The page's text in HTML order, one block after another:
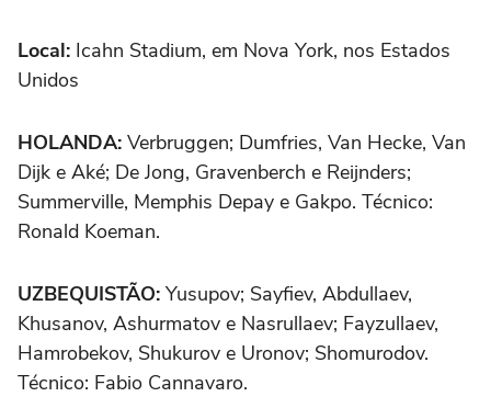
Local: Icahn Stadium, em Nova York, nos Estados
Unidos
HOLANDA: Verbruggen; Dumfries, Van Hecke, Van
Dijk e Aké; De Jong, Gravenberch e Reijnders;
Summerville, Memphis Depay e Gakpo. Técnico:
Ronald Koeman.
UZBEQUISTÃO: Yusupov; Sayfiev, Abdullaev,
Khusanov, Ashurmatov e Nasrullaev; Fayzullaev,
Hamrobekov, Shukurov e Uronov; Shomurodov.
Técnico: Fabio Cannavaro.